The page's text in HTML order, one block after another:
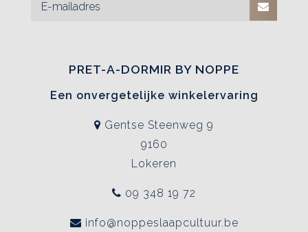
PRET-A-DORMIR BY NOPPE
Een onvergetelijke winkelervaring
Gentse Steenweg 9
9160
Lokeren
09 348 19 72
info@noppeslaapcultuur.be